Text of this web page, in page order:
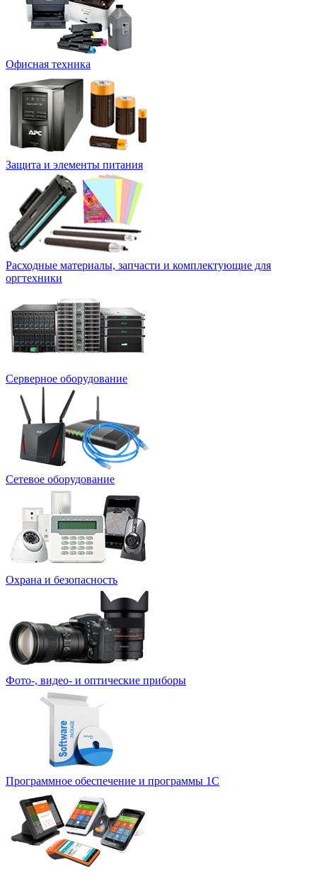
Офисная техника
Защита и элементы питания
Расходные материалы, запчасти и комплектующие для
оргтехники
Серверное оборудование
Сетевое оборудование
Охрана и безопасность
Фото-, видео- и оптические приборы
Программное обеспечение и программы 1С